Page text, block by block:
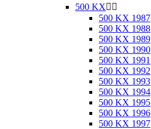
500 KX 
500 KX 1987
500 KX 1988
500 KX 1989
500 KX 1990
500 KX 1991
500 KX 1992
500 KX 1993
500 KX 1994
500 KX 1995
500 KX 1996
500 KX 1997